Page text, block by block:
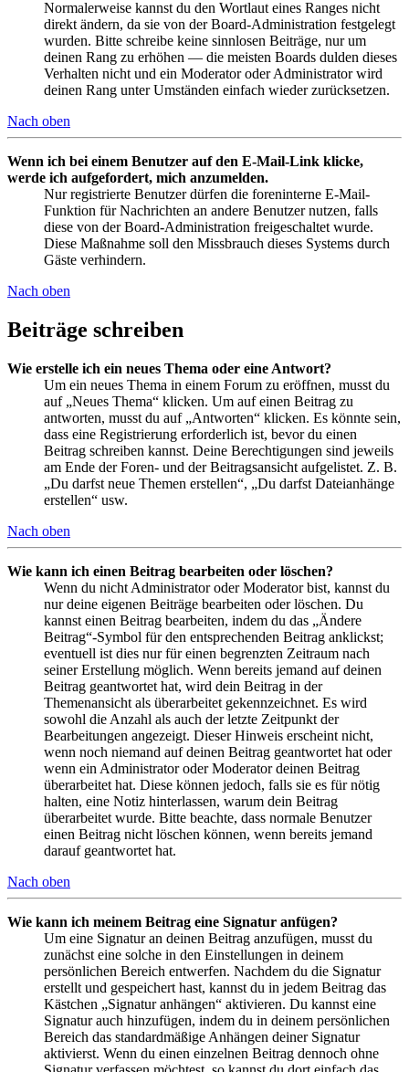
Normalerweise kannst du den Wortlaut eines Ranges nicht
direkt ändern, da sie von der Board-Administration festgelegt
wurden. Bitte schreibe keine sinnlosen Beiträge, nur um
deinen Rang zu erhöhen — die meisten Boards dulden dieses
Verhalten nicht und ein Moderator oder Administrator wird
deinen Rang unter Umständen einfach wieder zurücksetzen.
Nach oben
Wenn ich bei einem Benutzer auf den E-Mail-Link klicke,
werde ich aufgefordert, mich anzumelden.
Nur registrierte Benutzer dürfen die foreninterne E-Mail-
Funktion für Nachrichten an andere Benutzer nutzen, falls
diese von der Board-Administration freigeschaltet wurde.
Diese Maßnahme soll den Missbrauch dieses Systems durch
Gäste verhindern.
Nach oben
Beiträge schreiben
Wie erstelle ich ein neues Thema oder eine Antwort?
Um ein neues Thema in einem Forum zu eröffnen, musst du
auf „Neues Thema“ klicken. Um auf einen Beitrag zu
antworten, musst du auf „Antworten“ klicken. Es könnte sein,
dass eine Registrierung erforderlich ist, bevor du einen
Beitrag schreiben kannst. Deine Berechtigungen sind jeweils
am Ende der Foren- und der Beitragsansicht aufgelistet. Z. B.
„Du darfst neue Themen erstellen“, „Du darfst Dateianhänge
erstellen“ usw.
Nach oben
Wie kann ich einen Beitrag bearbeiten oder löschen?
Wenn du nicht Administrator oder Moderator bist, kannst du
nur deine eigenen Beiträge bearbeiten oder löschen. Du
kannst einen Beitrag bearbeiten, indem du das „Ändere
Beitrag“-Symbol für den entsprechenden Beitrag anklickst;
eventuell ist dies nur für einen begrenzten Zeitraum nach
seiner Erstellung möglich. Wenn bereits jemand auf deinen
Beitrag geantwortet hat, wird dein Beitrag in der
Themenansicht als überarbeitet gekennzeichnet. Es wird
sowohl die Anzahl als auch der letzte Zeitpunkt der
Bearbeitungen angezeigt. Dieser Hinweis erscheint nicht,
wenn noch niemand auf deinen Beitrag geantwortet hat oder
wenn ein Administrator oder Moderator deinen Beitrag
überarbeitet hat. Diese können jedoch, falls sie es für nötig
halten, eine Notiz hinterlassen, warum dein Beitrag
überarbeitet wurde. Bitte beachte, dass normale Benutzer
einen Beitrag nicht löschen können, wenn bereits jemand
darauf geantwortet hat.
Nach oben
Wie kann ich meinem Beitrag eine Signatur anfügen?
Um eine Signatur an deinen Beitrag anzufügen, musst du
zunächst eine solche in den Einstellungen in deinem
persönlichen Bereich entwerfen. Nachdem du die Signatur
erstellt und gespeichert hast, kannst du in jedem Beitrag das
Kästchen „Signatur anhängen“ aktivieren. Du kannst eine
Signatur auch hinzufügen, indem du in deinem persönlichen
Bereich das standardmäßige Anhängen deiner Signatur
aktivierst. Wenn du einen einzelnen Beitrag dennoch ohne